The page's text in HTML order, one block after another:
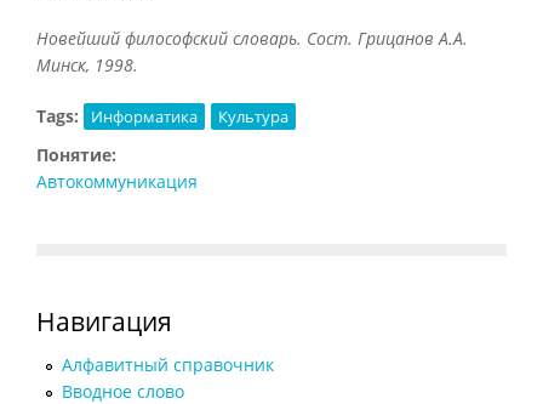
Новейший философский словарь. Сост. Грицанов А.А.
Минск, 1998.
Tags: Информатика Культура
Понятие:
Автокоммуникация
Навигация
Алфавитный справочник
Вводное слово